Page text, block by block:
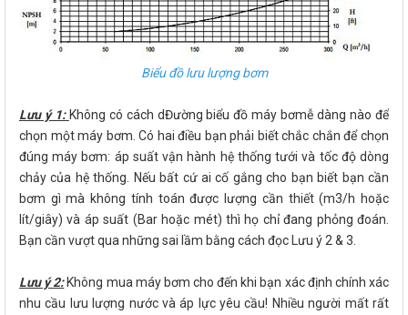
Biểu đồ lưu lượng bơm
Lưu ý 1: Không có cách dĐường biểu đồ máy bơmễ dàng nào để
chọn một máy bơm. Có hai điều bạn phải biết chắc chắn để chọn
đúng máy bơm: áp suất vận hành hệ thống tưới và tốc độ dòng
chảy của hệ thống. Nếu bất cứ ai cố gắng cho bạn biết bạn cần
bơm gì mà không tính toán được lượng cần thiết (m3/h hoặc
lít/giây) và áp suất (Bar hoặc mét) thì họ chỉ đang phỏng đoán.
Bạn cần vượt qua những sai lầm bằng cách đọc Lưu ý 2 & 3.
Lưu ý 2:Không mua máy bơm cho đến khi bạn xác định chính xác
nhu cầu lưu lượng nước và áp lực yêu cầu! Nhiều người mất rất